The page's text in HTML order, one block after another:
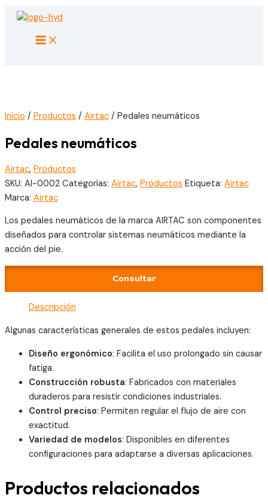
contenidoMain
Menu
Inicio / Productos / Airtac / Pedales neumáticos
Pedales neumáticos
Airtac, Productos
SKU: AI-0002 Categorías: Airtac, Productos Etiqueta: Airtac
Marca: Airtac
Los pedales neumáticos de la marca AIRTAC son componentes
diseñados para controlar sistemas neumáticos mediante la
acción del pie.
Consultar
Descripción
Algunas características generales de estos pedales incluyen:
Diseño ergonómico: Facilita el uso prolongado sin causar
fatiga.
Construcción robusta: Fabricados con materiales
duraderos para resistir condiciones industriales.
Control preciso: Permiten regular el flujo de aire con
exactitud.
Variedad de modelos: Disponibles en diferentes
configuraciones para adaptarse a diversas aplicaciones.
Productos relacionados